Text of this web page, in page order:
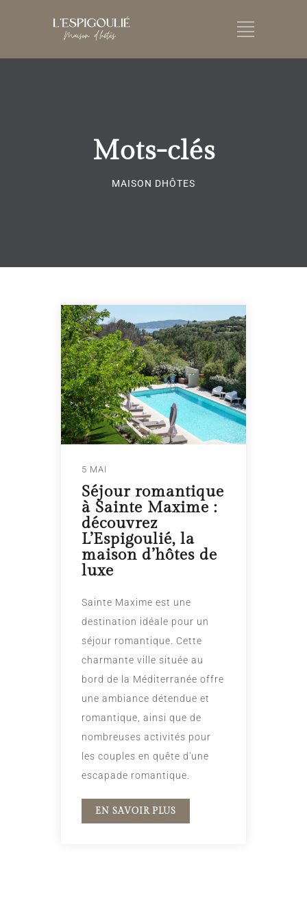
Mots-clés
MAISON DHÔTES
5 MAI
Séjour romantique
à Sainte Maxime :
découvrez
L’Espigoulié, la
maison d’hôtes de
luxe
Sainte Maxime est une
destination idéale pour un
séjour romantique. Cette
charmante ville située au
bord de la Méditerranée offre
une ambiance détendue et
romantique, ainsi que de
nombreuses activités pour
les couples en quête d'une
escapade romantique.
EN SAVOIR PLUS